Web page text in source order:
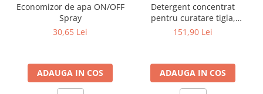
Economizor de apa ON/OFF
Spray
30,65 Lei
ADAUGA IN COS
Detergent concentrat
pentru curatare tigla,
acoperis si terase, 5 L
151,90 Lei
ADAUGA IN COS